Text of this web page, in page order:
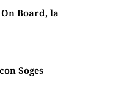
Board, la
Soges